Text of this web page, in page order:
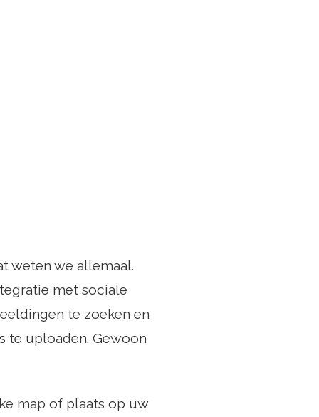
weten we allemaal.
met sociale
te zoeken en
te uploaden. Gewoon
map of plaats op uw